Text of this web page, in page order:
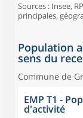
Sources : Insee,
principales,
Population
sens du
Commune de
EMP T1 -
d'activité